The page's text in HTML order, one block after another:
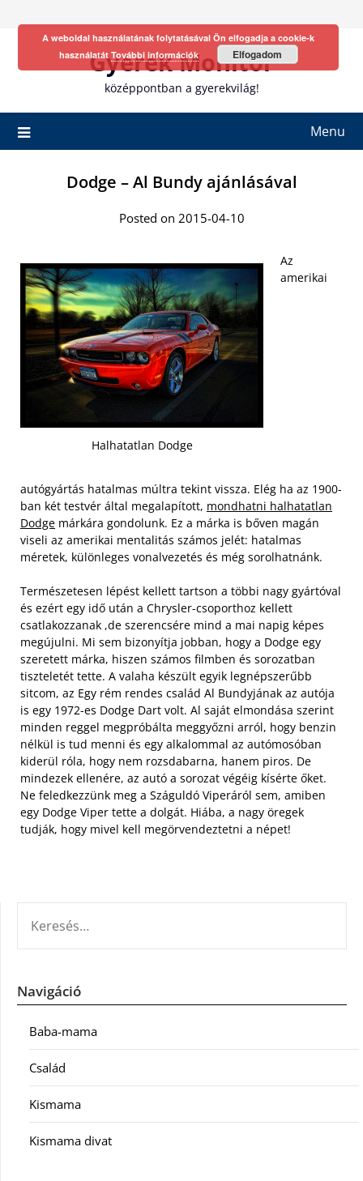
Gyerek Monitor
középpontban a gyerekvilág!
Menu
Dodge – Al Bundy ajánlásával
Posted on 2015-04-10
Halhatatlan Dodge
Az
amerikai
autógyártás hatalmas múltra tekint vissza. Elég ha az 1900-
ban két testvér által megalapított, mondhatni halhatatlan
Dodge márkára gondolunk. Ez a márka is bőven magán
viseli az amerikai mentalitás számos jelét: hatalmas
méretek, különleges vonalvezetés és még sorolhatnánk.
Természetesen lépést kellett tartson a többi nagy gyártóval
és ezért egy idő után a Chrysler-csoporthoz kellett
csatlakozzanak ,de szerencsére mind a mai napig képes
megújulni. Mi sem bizonyítja jobban, hogy a Dodge egy
szeretett márka, hiszen számos filmben és sorozatban
tiszteletét tette. A valaha készült egyik legnépszerűbb
sitcom, az Egy rém rendes család Al Bundyjának az autója
is egy 1972-es Dodge Dart volt. Al saját elmondása szerint
minden reggel megpróbálta meggyőzni arról, hogy benzin
nélkül is tud menni és egy alkalommal az autómosóban
kiderül róla, hogy nem rozsdabarna, hanem piros. De
mindezek ellenére, az autó a sorozat végéig kísérte őket.
Ne feledkezzünk meg a Száguldó Viperáról sem, amiben
egy Dodge Viper tette a dolgát. Hiába, a nagy öregek
tudják, hogy mivel kell megörvendeztetni a népet!
Navigáció
Baba-mama
Család
Kismama
Kismama divat
A weboldal használatának folytatásával Ön elfogadja a cookie-k
használatát További információk Elfogadom